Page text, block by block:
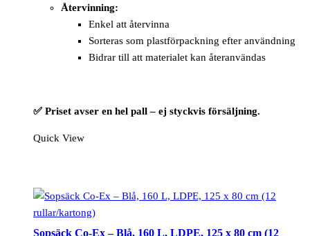
Återvinning:
Enkel att återvinna
Sorteras som plastförpackning efter användning
Bidrar till att materialet kan återanvändas
✅ Priset avser en hel pall – ej styckvis försäljning.
Quick View
Sopsäck Co-Ex – Blå, 160 L, LDPE, 125 x 80 cm (12